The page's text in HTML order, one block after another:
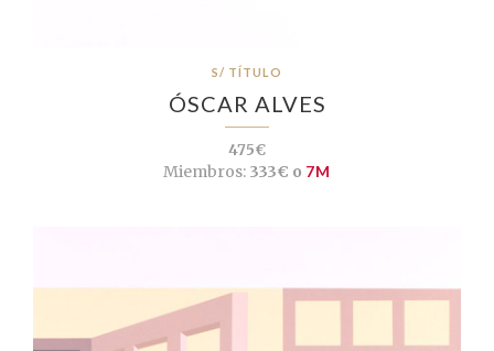
S/ TÍTULO
ÓSCAR ALVES
475€
Miembros: 333€ o 7M